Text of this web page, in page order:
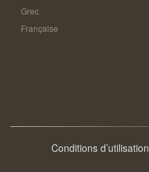
Grec
Française
Conditions d’utilisation